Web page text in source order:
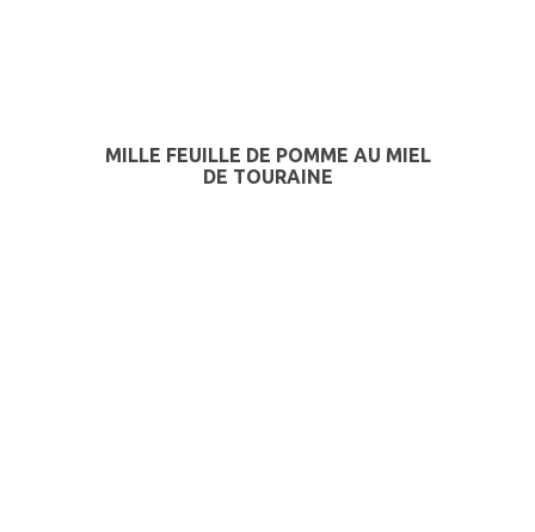
MILLE FEUILLE DE POMME AU MIEL
DE TOURAINE